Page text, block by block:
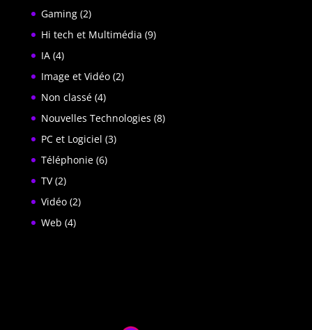
Gaming(2)
Hi tech et Multimédia (9)
IA(4)
Image et Vidéo(2)
Non classé(4)
Nouvelles Technologies (8)
PC et Logiciel (3)
Téléphonie(6)
TV(2)
Vidéo(2)
Web (4)